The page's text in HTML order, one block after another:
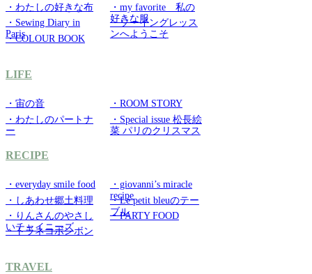
・わたしの好きな布
・my favorite 私の
好きな服
・Sewing Diary in
Paris
・ソーイングレッス
ンへようこそ
・COLOUR BOOK
LIFE
・宙の音
・ROOM STORY
・わたしのパートナ
ー
・Special issue 松長絵
菜 パリのクリスマス
RECIPE
・everyday smile food
・giovanni’s miracle
recipe
・しあわせ郷土料理
・Le petit bleuのテー
ブル
・りんさんのやさし
いチャイニーズ
・PARTY FOOD
・トラネコボンボン
TRAVEL